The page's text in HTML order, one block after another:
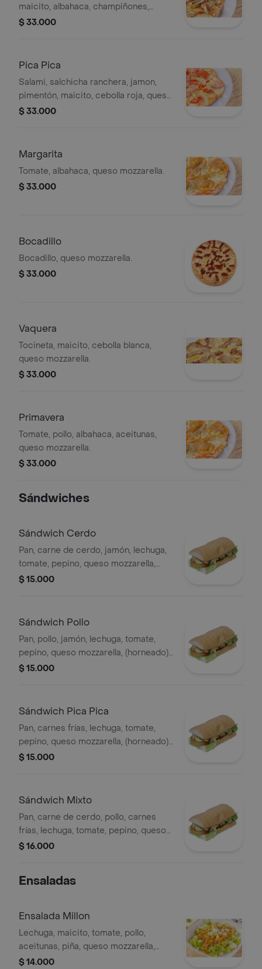
maicito, albahaca, champiñones,
queso mozzarella.
$ 33.000
Pica Pica
Salami, salchicha ranchera, jamon,
pimentón, maicito, cebolla roja, queso
mozzarella.
$ 33.000
Margarita
Tomate, albahaca, queso mozzarella.
$ 33.000
Bocadillo
Bocadillo, queso mozzarella.
$ 33.000
Vaquera
Tocineta, maicito, cebolla blanca,
queso mozzarella.
$ 33.000
Primavera
Tomate, pollo, albahaca, aceitunas,
queso mozzarella.
$ 33.000
Sándwiches
Sándwich Cerdo
Pan, carne de cerdo, jamón, lechuga,
tomate, pepino, queso mozzarella,
(horneado) tamaño: 15 cms, personal .
$ 15.000
Sándwich Pollo
Pan, pollo, jamón, lechuga, tomate,
pepino, queso mozzarella, (horneado)
tamaño: 15 cms, personal .
$ 15.000
Sándwich Pica Pica
Pan, carnes frías, lechuga, tomate,
pepino, queso mozzarella, (horneado)
tamaño: 15 cms, personal .
$ 15.000
Sándwich Mixto
Pan, carne de cerdo, pollo, carnes
frías, lechuga, tomate, pepino, queso
mozzarella, (horneado) tamaño: 15
$ 16.000
Ensaladas
Ensalada Millon
Lechuga, maicito, tomate, pollo,
aceitunas, piña, queso mozzarella,
salsa de la casa.
$ 14.000